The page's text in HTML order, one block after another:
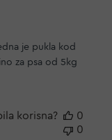
je pukla kod
za psa od 5kg
korisna?
0
0